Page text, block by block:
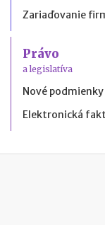
Zariaďovanie
Právo
a legislatíva
Nové
Elektronická